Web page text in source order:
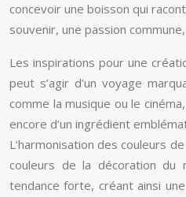
concevoir une boisson qui
souvenir, une passion
Les inspirations pour une
peut s’agir d’un voyage
comme la musique ou le
encore d’un ingrédient
L’harmonisation des couleurs
couleurs de la décoration du
tendance forte, créant ainsi